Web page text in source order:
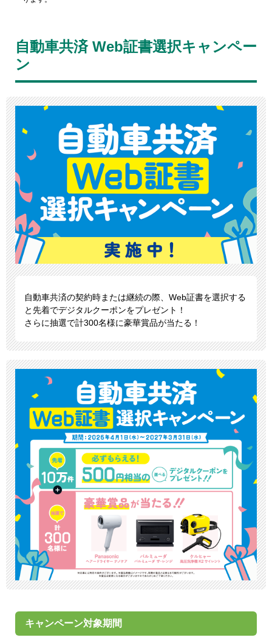
自動車共済 Web証書選択キャンペー
ン
自動車共済の契約時または継続の際、Web証書を選択する
と先着でデジタルクーポンをプレゼント！
さらに抽選で計300名様に豪華賞品が当たる！
キャンペーン対象期間